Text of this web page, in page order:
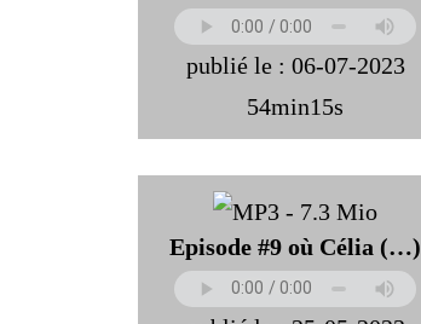
publié le : 06-07-2023
54min15s
Episode #9 où Célia (…)